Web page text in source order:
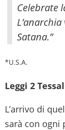
Celebrate
Satana.”
*U.S.A.
Leggi 2
L’arrivo di
sarà con ogni